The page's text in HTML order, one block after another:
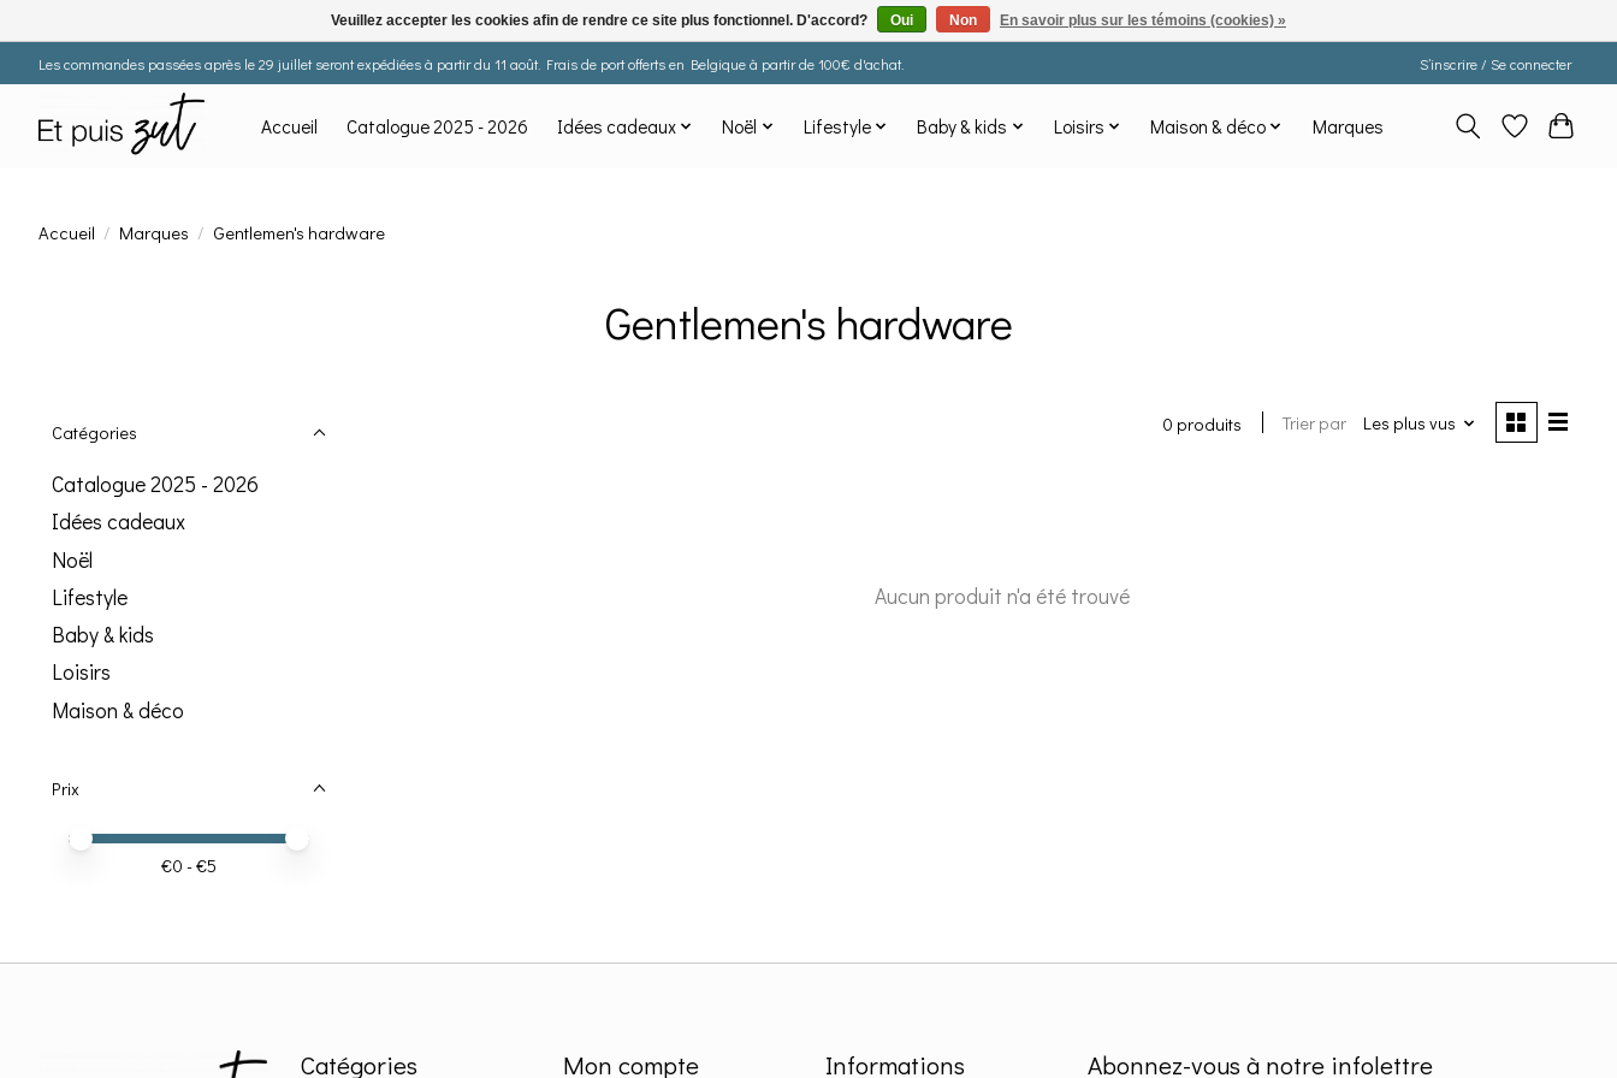
Les commandes passées après le 29 juillet seront expédiées à partir du 11 août. Frais de port offerts en Belgique à partir de 100€ d'achat. S’inscrire / Se connecter
Accueil Catalogue 2025 - 2026 Idées cadeaux Noël Lifestyle Baby & kids Loisirs Maison & déco Marques
Accueil / Marques / Gentlemen's hardware
Gentlemen's hardware
Catégories
Catalogue 2025 - 2026
Idées cadeaux
Noël
Lifestyle
Baby & kids
Loisirs
Maison & déco
Prix
Prix minimum
Price maximum value
€0 - €5
0 produits Trier par Les plus vus
Aucun produit n'a été trouvé
Catégories Mon compte Informations Abonnez-vous à notre infolettre
Veuillez accepter les cookies afin de rendre ce site plus fonctionnel. D'accord? Oui Non En savoir plus sur les témoins (cookies) »